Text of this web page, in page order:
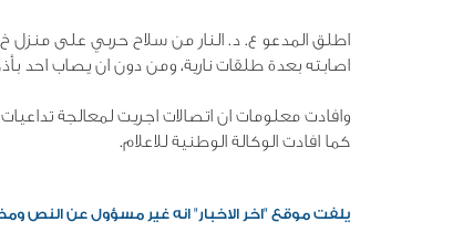
اطلق المدعو ع. د. النار من سلاح حربي على منزل خ.
اصابته بعدة طلقات نارية، ومن دون ان يصاب احد
وافادت معلومات ان اتصالات اجريت لمعالجة
كما افادت الوكالة الوطنية للاعلام.
يلفت موقع "اخر الاخبار" انه غير مسؤول عن النص